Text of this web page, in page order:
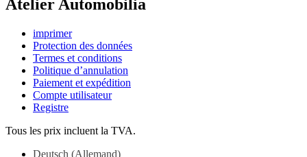
Atelier Automobilia
imprimer
Protection des données
Termes et conditions
Politique d’annulation
Paiement et expédition
Compte utilisateur
Registre
Tous les prix incluent la TVA.
Deutsch (Allemand)